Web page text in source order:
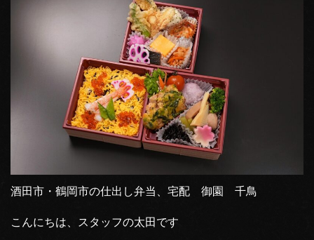
酒田市・鶴岡市の仕出し弁当、宅配 御園 千鳥
こんにちは、スタッフの太田です